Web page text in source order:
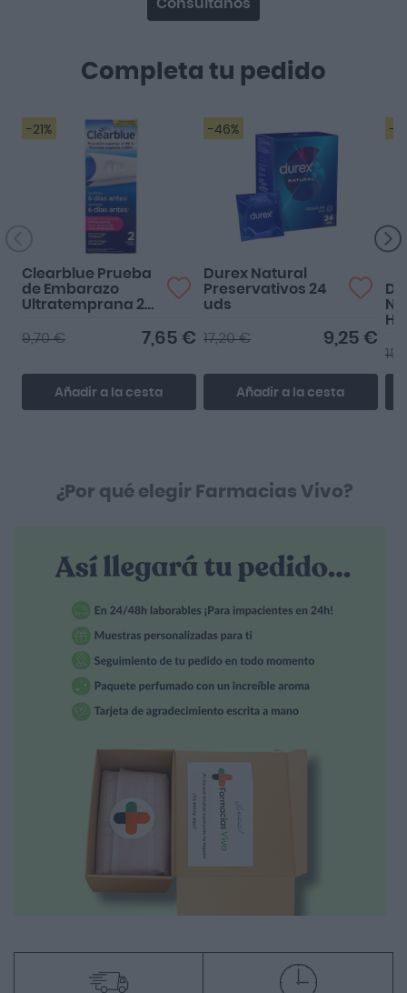
Completa tu pedido
-21%
Clearblue Prueba
de Embarazo
Ultratemprana 2
7,65 €
9,70 €
Añadir a la cesta
-46%
Durex Natural
Preservativos 24
uds
9,25 €
17,20 €
Añadir a la cesta
-
Consúltanos
¿Por qué elegir Farmacias Vivo?